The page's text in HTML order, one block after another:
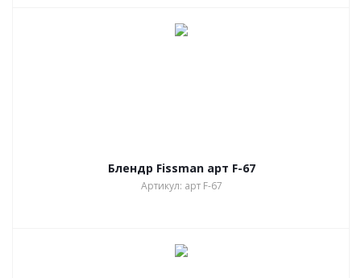
Блендр Fissman арт F-67
Артикул: арт F-67